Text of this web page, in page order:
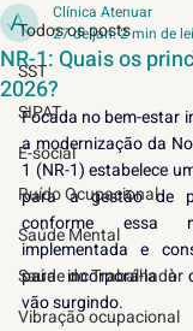
Todos os posts
SST
SIPAT
E-social
Ruído Ocupacional
Saúde Mental
Saúde do Trabalhador
Vibração ocupacional
NR-1: Quais os
2026?
Clínica Atenuar
27 de jan.2 min de
Focada no bem-estar
a modernização da
1 (NR-1) estabelece
para a gestão de
conforme essa
implementada e
para incorporá-la à
vão surgindo.